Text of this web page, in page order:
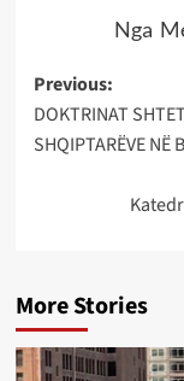
Nga
Post
Previous:
DOKTRINAT
SHQIPTARËVE
More Stories